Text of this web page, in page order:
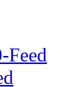
Feed